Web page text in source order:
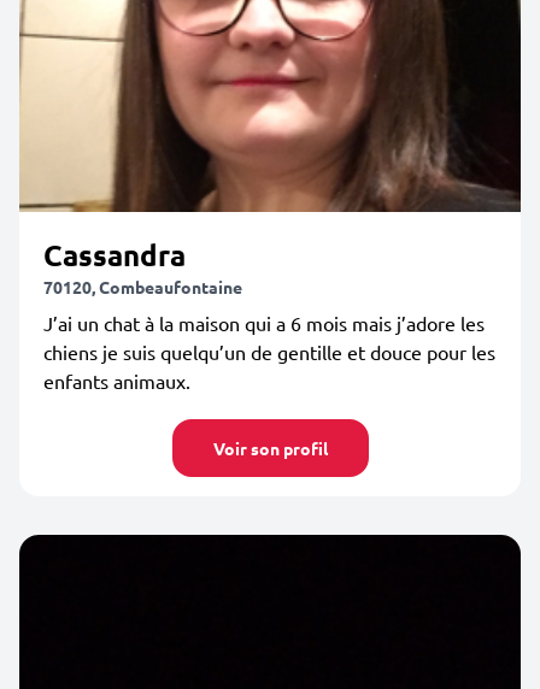
Cassandra
70120, Combeaufontaine
J’ai un chat à la maison qui a 6 mois mais j’adore les
chiens je suis quelqu’un de gentille et douce pour les
enfants animaux.
Voir son profil